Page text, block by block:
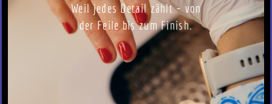
Weil jedes Detail zählt – von
der Feile bis zum Finish.